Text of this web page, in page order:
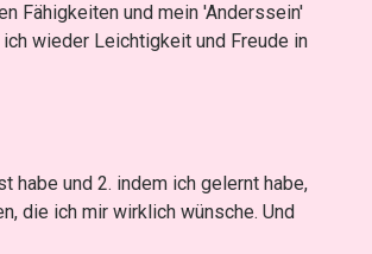
Fähigkeiten und mein 'Anderssein'
wieder Leichtigkeit und Freude in
habe und 2. indem ich gelernt habe,
die ich mir wirklich wünsche. Und